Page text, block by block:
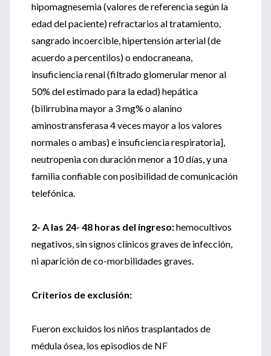
hipomagnesemia (valores de referencia según la
edad del paciente) refractarios al tratamiento,
sangrado incoercible, hipertensión arterial (de
acuerdo a percentilos) o endocraneana,
insuficiencia renal (filtrado glomerular menor al
50% del estimado para la edad) hepática
(bilirrubina mayor a 3 mg% o alanino
aminostransferasa 4 veces mayor a los valores
normales o ambas) e insuficiencia respiratoria],
neutropenia con duración menor a 10 días, y una
familia confiable con posibilidad de comunicación
telefónica.
2- A las 24- 48 horas del ingreso:hemocultivos
negativos, sin signos clínicos graves de infección,
ni aparición de co-morbilidades graves.
Criterios de exclusión:
Fueron excluidos los niños trasplantados de
médula ósea, los episodios de NF